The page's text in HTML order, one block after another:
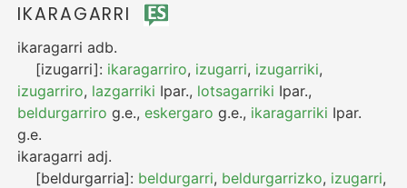
IKARAGARRI
ikaragarri adb.
[izugarri]: ikaragarriro, izugarri, izugarriki,
izugarriro, lazgarriki Ipar., lotsagarriki Ipar.,
beldurgarriro g.e.,eskergaro g.e., ikaragarriki Ipar.
g.e.
ikaragarri adj.
[beldurgarria]: beldurgarri, beldurgarrizko, izugarri,